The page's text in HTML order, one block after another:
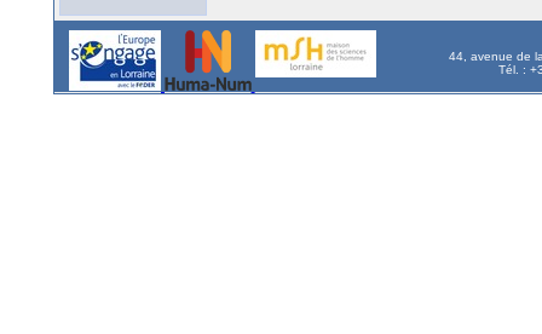
44, avenue de
Tél. :